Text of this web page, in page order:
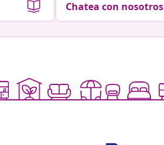
Chatea con nosotros